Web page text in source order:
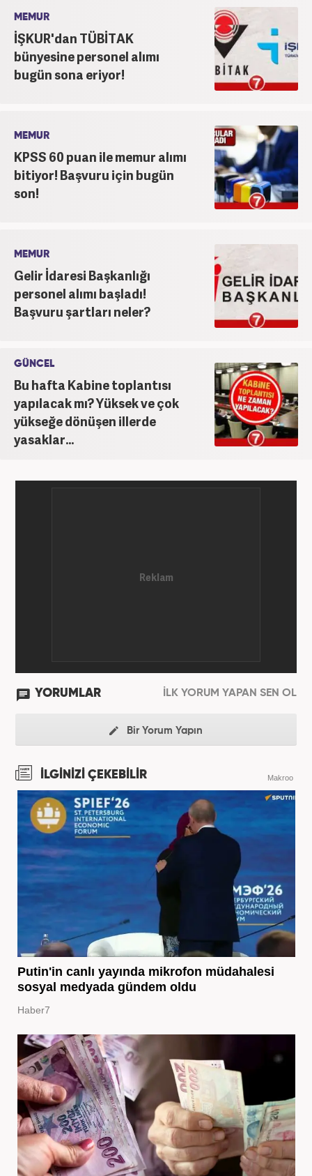
MEMUR
İŞKUR'dan TÜBİTAK
bünyesine personel alımı
bugün sona eriyor!
MEMUR
KPSS 60 puan ile memur alımı
bitiyor! Başvuru için bugün
son!
MEMUR
Gelir İdaresi Başkanlığı
personel alımı başladı!
Başvuru şartları neler?
GÜNCEL
Bu hafta Kabine toplantısı
yapılacak mı? Yüksek ve çok
yükseğe dönüşen illerde
yasaklar...
YORUMLAR İLK YORUM YAPAN SEN OL
Bir Yorum Yapın
İLGİNİZİ ÇEKEBİLİR Makroo
Putin'in canlı yayında mikrofon müdahalesi
sosyal medyada gündem oldu
Haber7